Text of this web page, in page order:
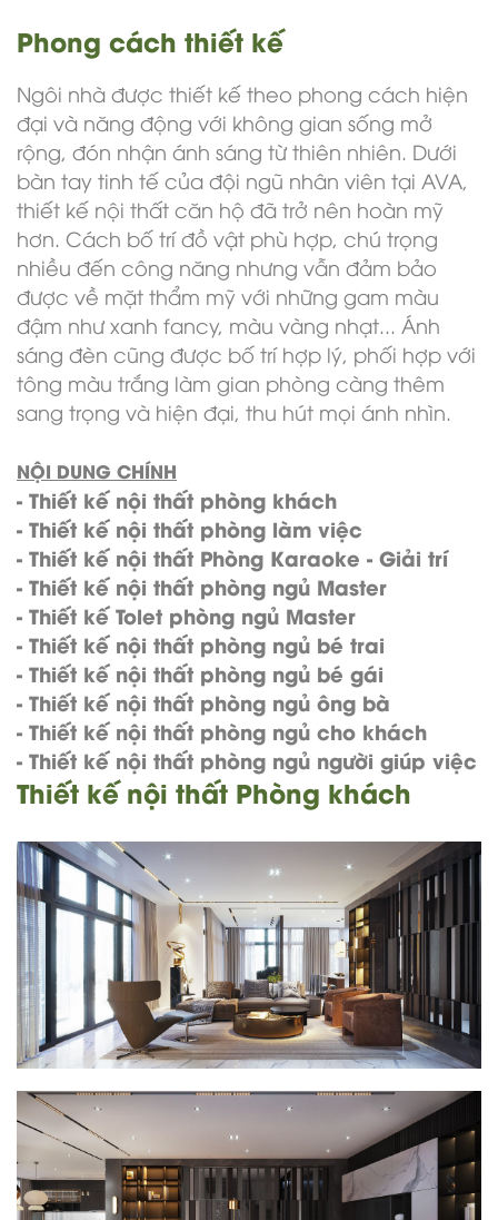
Phong cách thiết kế
Ngôi nhà được thiết kế theo phong cách hiện
đại và năng động với không gian sống mở
rộng, đón nhận ánh sáng từ thiên nhiên. Dưới
bàn tay tinh tế của đội ngũ nhân viên tại AVA,
thiết kế nội thất căn hộ đã trở nên hoàn mỹ
hơn. Cách bố trí đồ vật phù hợp, chú trọng
nhiều đến công năng nhưng vẫn đảm bảo
được về mặt thẩm mỹ với những gam màu
đậm như xanh fancy, màu vàng nhạt... Ánh
sáng đèn cũng được bố trí hợp lý, phối hợp với
tông màu trắng làm gian phòng càng thêm
sang trọng và hiện đại, thu hút mọi ánh nhìn.
NỘI DUNG CHÍNH
- Thiết kế nội thất phòng khách
- Thiết kế nội thất phòng làm việc
- Thiết kế nội thất Phòng Karaoke - Giải trí
- Thiết kế nội thất phòng ngủ Master
- Thiết kế Tolet phòng ngủ Master
- Thiết kế nội thất phòng ngủ bé trai
- Thiết kế nội thất phòng ngủ bé gái
- Thiết kế nội thất phòng ngủ ông bà
- Thiết kế nội thất phòng ngủ cho khách
- Thiết kế nội thất phòng ngủ người giúp việc
Thiết kế nội thất Phòng khách